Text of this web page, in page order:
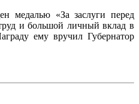
медалью «За заслуги перед
и большой личный вклад в
ему вручил Губернатор